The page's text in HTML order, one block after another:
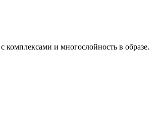
комплексами и многослойность в образе.